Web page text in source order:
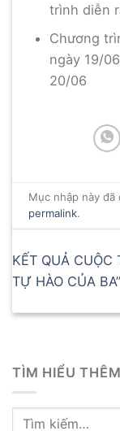
trình diễn
Chương
ngày 19/
20/06
Mục nhập này
permalink.
KẾT QUẢ CUỘC
TỰ HÀO CỦA BA”
TÌM HIỂU THÊM